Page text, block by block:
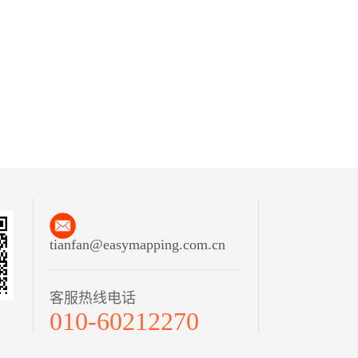
tianfan@easymapping.com.cn
客服热线电话
010-60212270